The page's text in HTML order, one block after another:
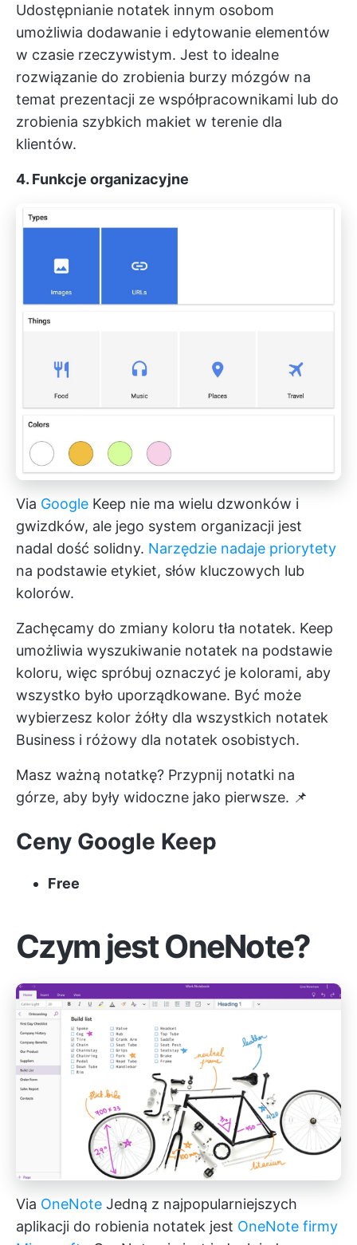
Udostępnianie notatek innym osobom
umożliwia dodawanie i edytowanie elementów
w czasie rzeczywistym. Jest to idealne
rozwiązanie do zrobienia burzy mózgów na
temat prezentacji ze współpracownikami lub do
zrobienia szybkich makiet w terenie dla
klientów.
4. Funkcje organizacyjne
Via Google Keep nie ma wielu dzwonków i
gwizdków, ale jego system organizacji jest
nadal dość solidny. Narzędzie nadaje priorytety
na podstawie etykiet, słów kluczowych lub
kolorów.
Zachęcamy do zmiany koloru tła notatek. Keep
umożliwia wyszukiwanie notatek na podstawie
koloru, więc spróbuj oznaczyć je kolorami, aby
wszystko było uporządkowane. Być może
wybierzesz kolor żółty dla wszystkich notatek
Business i różowy dla notatek osobistych.
Masz ważną notatkę? Przypnij notatki na
górze, aby były widoczne jako pierwsze. 📌
Ceny Google Keep
Free
Czym jest OneNote?
Via OneNote Jedną z najpopularniejszych
aplikacji do robienia notatek jest OneNote firmy